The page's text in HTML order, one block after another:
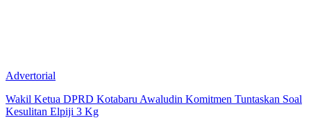
Advertorial
Wakil Ketua DPRD Kotabaru Awaludin Komitmen Tuntaskan Soal
Kesulitan Elpiji 3 Kg